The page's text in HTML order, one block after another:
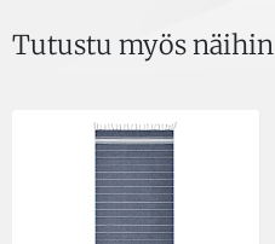
Tutustu myös näihin